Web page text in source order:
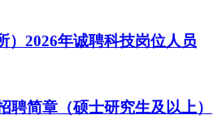
）2026年诚聘科技岗位人员
简章（硕士研究生及以上）